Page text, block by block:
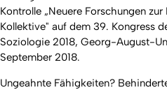
Kontrolle „Neuere Forschungen
Kollektive" auf dem 39. Kongress
Soziologie 2018, Georg-August-
September 2018.
Ungeahnte Fähigkeiten?